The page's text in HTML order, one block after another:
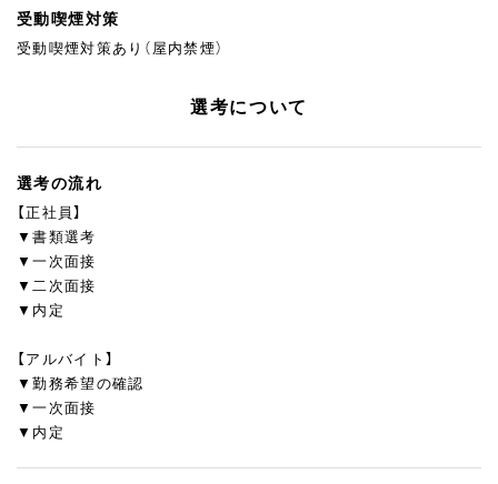
受動喫煙対策
受動喫煙対策あり（屋内禁煙）
選考について
選考の流れ
【正社員】
▼書類選考
▼一次面接
▼二次面接
▼内定
【アルバイト】
▼勤務希望の確認
▼一次面接
▼内定